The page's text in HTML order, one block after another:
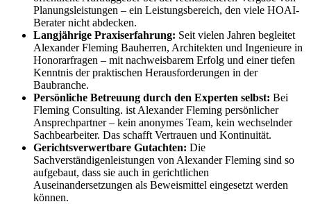
Planungsleistungen – ein Leistungsbereich, den viele HOAI-
Berater nicht abdecken.
Langjährige Praxiserfahrung: Seit vielen Jahren begleitet
Alexander Fleming Bauherren, Architekten und Ingenieure in
Honorarfragen – mit nachweisbarem Erfolg und einer tiefen
Kenntnis der praktischen Herausforderungen in der
Baubranche.
Persönliche Betreuung durch den Experten selbst: Bei
Fleming Consulting. ist Alexander Fleming persönlicher
Ansprechpartner – kein anonymes Team, kein wechselnder
Sachbearbeiter. Das schafft Vertrauen und Kontinuität.
Gerichtsverwertbare Gutachten: Die
Sachverständigenleistungen von Alexander Fleming sind so
aufgebaut, dass sie auch in gerichtlichen
Auseinandersetzungen als Beweismittel eingesetzt werden
können.